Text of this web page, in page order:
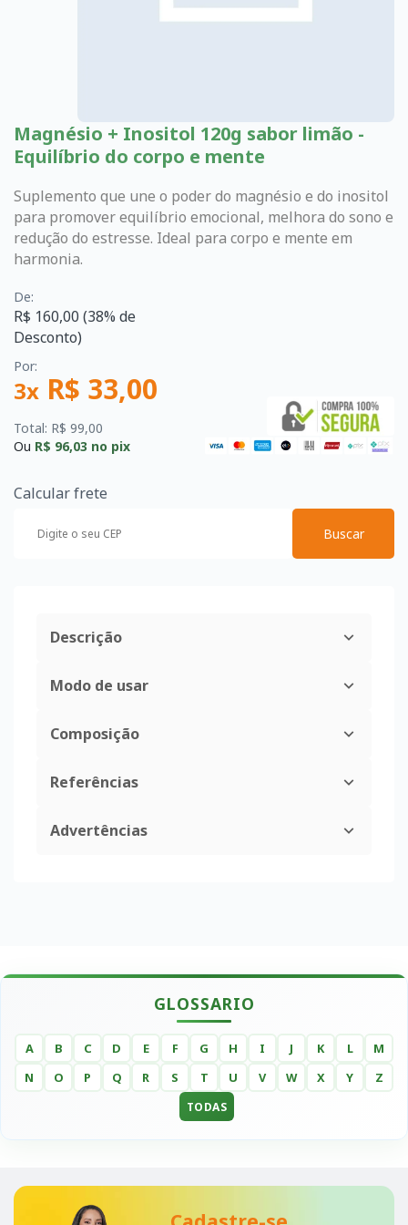
Magnésio + Inositol 120g sabor limão -
Equilíbrio do corpo e mente
Suplemento que une o poder do magnésio e do inositol
para promover equilíbrio emocional, melhora do sono e
redução do estresse. Ideal para corpo e mente em
harmonia.
De:
R$ 160,00 (38% de
Desconto)
Por:
3x R$ 33,00
Total: R$ 99,00
Ou R$ 96,03 no pix
Calcular frete
Buscar
Descrição
Modo de usar
Composição
Referências
Advertências
GLOSSARIO
A B C D E F G H I J K L
M
N
O P Q R S T U V W X Y Z
TODAS